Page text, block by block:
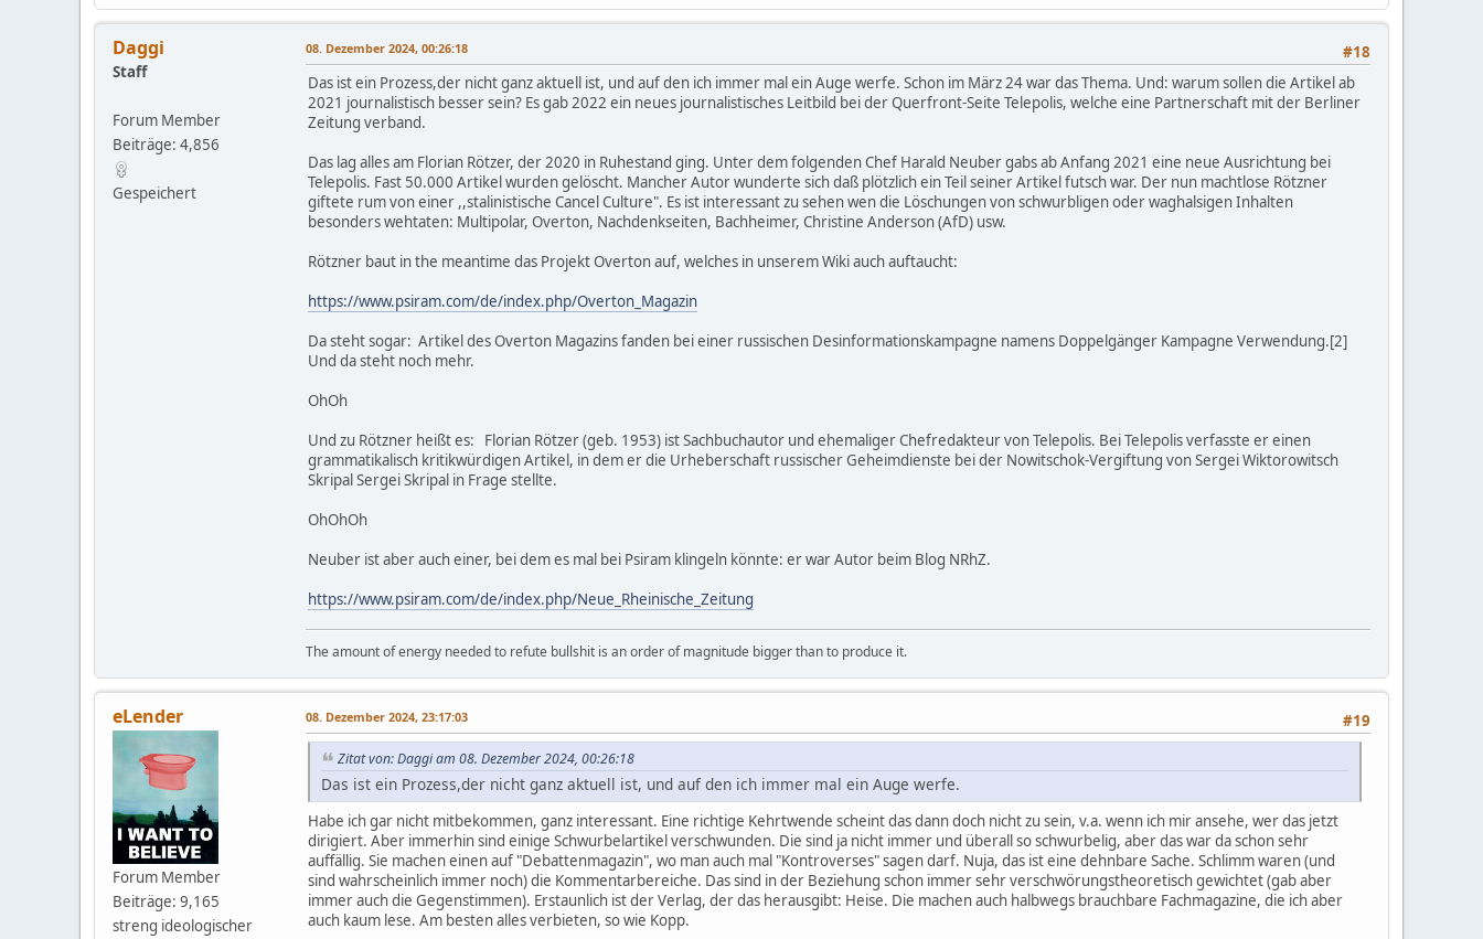
Daggi
Staff
Forum Member
Beiträge: 4,856
Gespeichert
#18
08. Dezember 2024, 00:26:18
Das ist ein Prozess,der nicht ganz aktuell ist, und auf den ich immer mal ein Auge werfe. Schon im März 24 war das Thema. Und: warum sollen die Artikel ab
2021 journalistisch besser sein? Es gab 2022 ein neues journalistisches Leitbild bei der Querfront-Seite Telepolis, welche eine Partnerschaft mit der Berliner
Zeitung verband.
Das lag alles am Florian Rötzer, der 2020 in Ruhestand ging. Unter dem folgenden Chef Harald Neuber gabs ab Anfang 2021 eine neue Ausrichtung bei
Telepolis. Fast 50.000 Artikel wurden gelöscht. Mancher Autor wunderte sich daß plötzlich ein Teil seiner Artikel futsch war. Der nun machtlose Rötzner
giftete rum von einer ,,stalinistische Cancel Culture". Es ist interessant zu sehen wen die Löschungen von schwurbligen oder waghalsigen Inhalten
besonders wehtaten: Multipolar, Overton, Nachdenkseiten, Bachheimer, Christine Anderson (AfD) usw.
Rötzner baut in the meantime das Projekt Overton auf, welches in unserem Wiki auch auftaucht:
https://www.psiram.com/de/index.php/Overton_Magazin
Da steht sogar: Artikel des Overton Magazins fanden bei einer russischen Desinformationskampagne namens Doppelgänger Kampagne Verwendung.[2]
Und da steht noch mehr.
OhOh
Und zu Rötzner heißt es: Florian Rötzer (geb. 1953) ist Sachbuchautor und ehemaliger Chefredakteur von Telepolis. Bei Telepolis verfasste er einen
grammatikalisch kritikwürdigen Artikel, in dem er die Urheberschaft russischer Geheimdienste bei der Nowitschok-Vergiftung von Sergei Wiktorowitsch
Skripal Sergei Skripal in Frage stellte.
OhOhOh
Neuber ist aber auch einer, bei dem es mal bei Psiram klingeln könnte: er war Autor beim Blog NRhZ.
https://www.psiram.com/de/index.php/Neue_Rheinische_Zeitung
The amount of energy needed to refute bullshit is an order of magnitude bigger than to produce it.
eLender
Forum Member
Beiträge: 9,165
streng ideologischer
#19
08. Dezember 2024, 23:17:03
Zitat von: Daggi am 08. Dezember 2024, 00:26:18
Das ist ein Prozess,der nicht ganz aktuell ist, und auf den ich immer mal ein Auge werfe.
Habe ich gar nicht mitbekommen, ganz interessant. Eine richtige Kehrtwende scheint das dann doch nicht zu sein, v.a. wenn ich mir ansehe, wer das jetzt
dirigiert. Aber immerhin sind einige Schwurbelartikel verschwunden. Die sind ja nicht immer und überall so schwurbelig, aber das war da schon sehr
auffällig. Sie machen einen auf "Debattenmagazin", wo man auch mal "Kontroverses" sagen darf. Nuja, das ist eine dehnbare Sache. Schlimm waren (und
sind wahrscheinlich immer noch) die Kommentarbereiche. Das sind in der Beziehung schon immer sehr verschwörungstheoretisch gewichtet (gab aber
immer auch die Gegenstimmen). Erstaunlich ist der Verlag, der das herausgibt: Heise. Die machen auch halbwegs brauchbare Fachmagazine, die ich aber
auch kaum lese. Am besten alles verbieten, so wie Kopp.